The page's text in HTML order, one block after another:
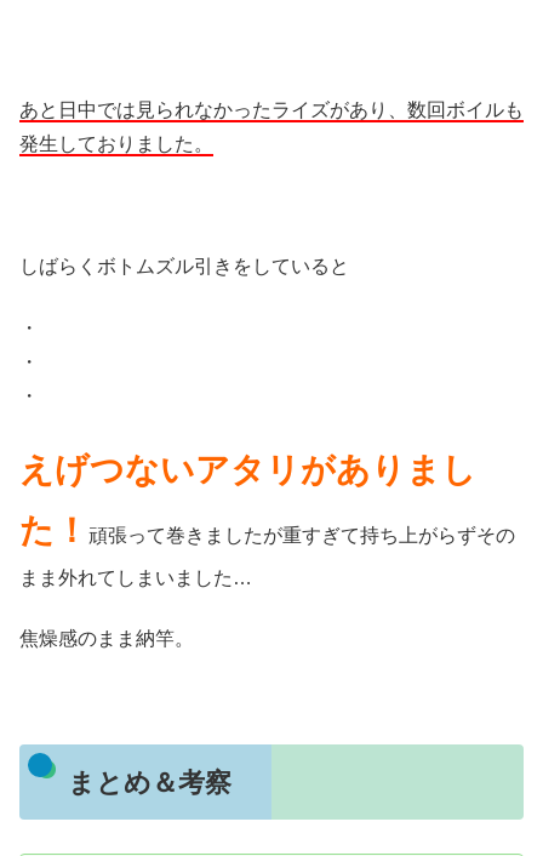
あと日中では見られなかったライズがあり、数回ボイルも
発生しておりました。
しばらくボトムズル引きをしていると
・
・
・
えげつないアタリがありまし
た！
頑張って巻きましたが重すぎて持ち上がらずその
まま外れてしまいました…
焦燥感のまま納竿。
まとめ＆考察